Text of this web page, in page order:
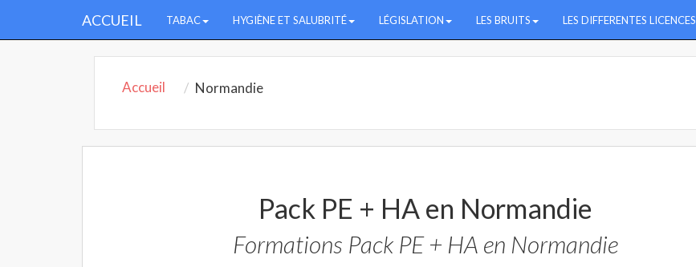
ACCUEIL TABAC HYGIÈNE ET SALUBRITÉ LÉGISLATION LES BRUITS LES DIFFERENTES LICENCES
Accueil Normandie
Pack PE + HA en Normandie
Formations Pack PE + HA en Normandie